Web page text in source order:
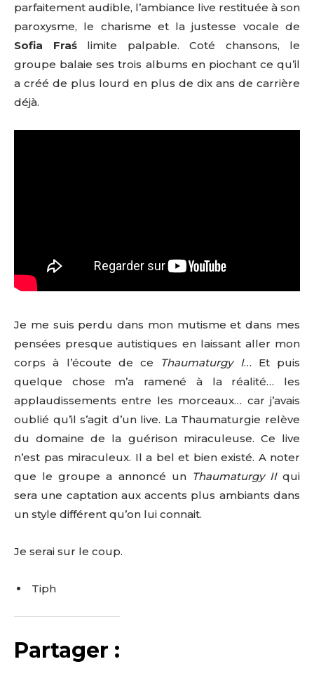
parfaitement audible, l’ambiance live restituée à son
paroxysme, le charisme et la justesse vocale de
Sofia Fraślimite palpable. Coté chansons, le
groupe balaie ses trois albums en piochant ce qu’il
a créé de plus lourd en plus de dix ans de carrière
déjà.
Je me suis perdu dans mon mutisme et dans mes
pensées presque autistiques en laissant aller mon
corps à l’écoute de ce Thaumaturgy I… Et puis
quelque chose m’a ramené à la réalité… les
applaudissements entre les morceaux… car j’avais
oublié qu’il s’agit d’un live. La Thaumaturgie relève
du domaine de la guérison miraculeuse. Ce live
n’est pas miraculeux. Il a bel et bien existé. A noter
que le groupe a annoncé un Thaumaturgy IIqui
sera une captation aux accents plus ambiants dans
un style différent qu’on lui connait.
Je serai sur le coup.
Tiph
Partager :